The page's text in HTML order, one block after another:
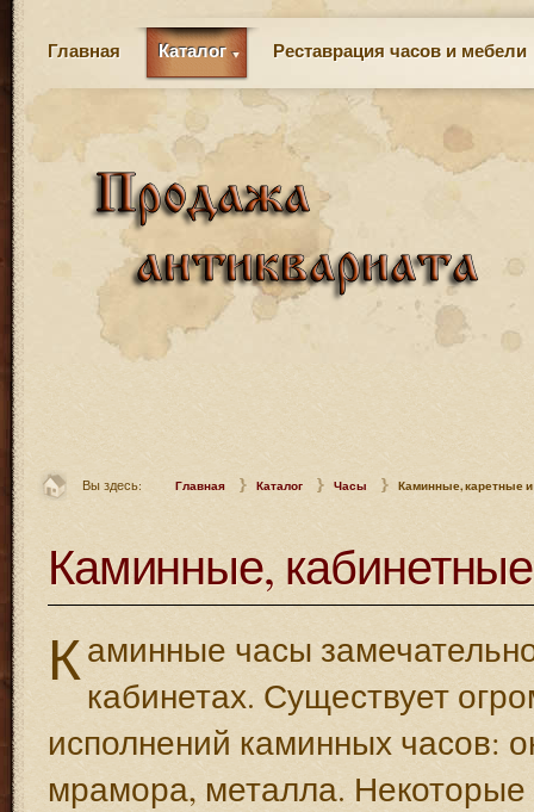
Главная Каталог Реставрация часов и мебели
Вы здесь: Главная Каталог Часы Каминные, каретные
Каминные,
Каминные часы
кабинетах. Существует
исполнений каминных часов:
мрамора, металла.